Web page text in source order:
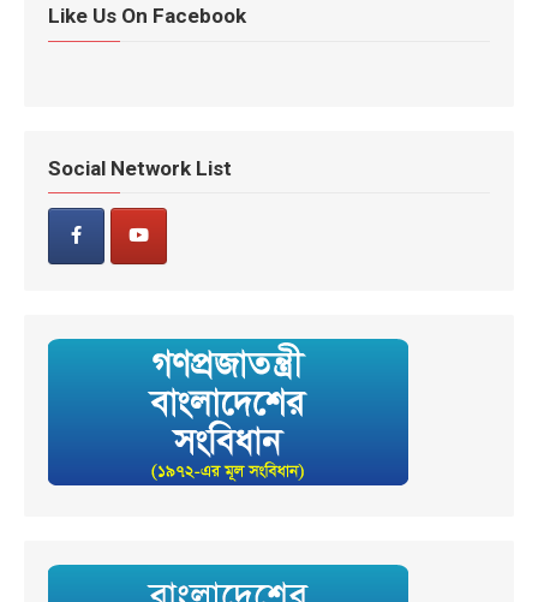
Like Us On Facebook
Social Network List